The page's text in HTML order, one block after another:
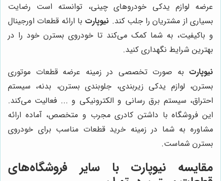
عرضه لوازم یدکی خودروهای چینی، توانسته است رضایت
بسیاری از مشتریان را جلب کند. نیوپارت با ارائه قطعات اورجینال
و باکیفیت، به شما کمک می‌کند تا خودروی بسترن خود را در
بهترین شرایط نگهداری کنید.
نیوپارت به صورت تخصصی در زمینه عرضه قطعات موتوری
بسترن، لوازم یدکی زیربندی، جلوبندی بسترن، بدنه، سیستم
احتراق، سیستم برق رسانی و الکترونیکی و ... فعالیت می‌کند.
این فروشگاه با داشتن کادری مجرب و متخصص، آماده ارائه
مشاوره به شما در زمینه خرید قطعات مناسب برای خودروی
بسترن شماست.
مقایسه نیوپارت با سایر فروشگاه‌های